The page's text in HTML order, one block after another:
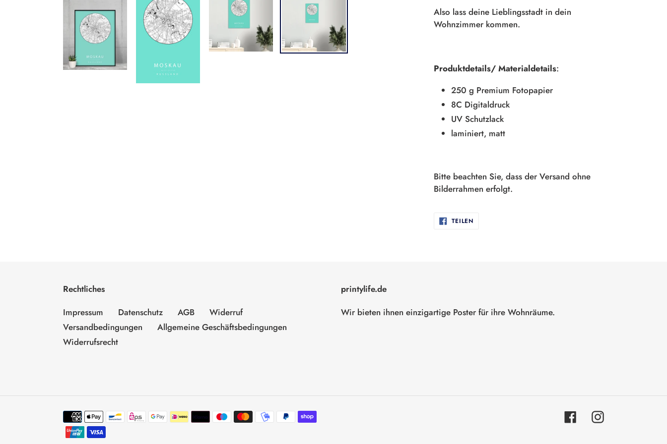
Also lass deine Lieblingsstadt in dein
Wohnzimmer kommen.
Produktdetails/ Materialdetails:
250 g Premium Fotopapier
8C Digitaldruck
UV Schutzlack
laminiert, matt
Bitte beachten Sie, dass der Versand ohne
Bilderrahmen erfolgt.
TEILEN
Rechtliches
Impressum
Datenschutz AGB
Widerruf
Versandbedingungen
Allgemeine Geschäftsbedingungen
Widerrufsrecht
printylife.de
Wir bieten ihnen einzigartige Poster für ihre Wohnräume.
Zahlungsmethoden FacebookInstagram